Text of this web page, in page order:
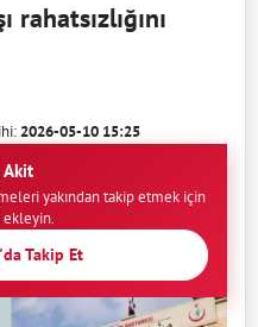
2026-05-10 15:25
Akit
yakından takip etmek için
Takip Et